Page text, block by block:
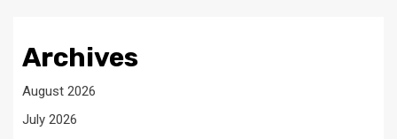
Archives
August 2026
July 2026